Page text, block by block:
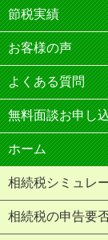
節税実績
お客様の声
よくある質問
無料面談お申し
ホーム
相続税シミュレ
相続税の申告要